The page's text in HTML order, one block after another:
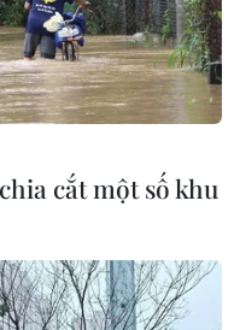
cắt một số khu